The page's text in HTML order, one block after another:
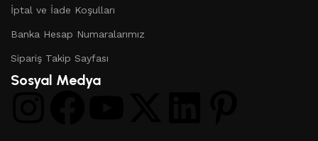
İptal ve İade Koşulları
Banka Hesap Numaralarımız
Sipariş Takip Sayfası
Sosyal Medya